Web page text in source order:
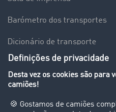
Barómetro dos transportes
Dicionário de transporte
Visão geral da Bolsa de Cargas